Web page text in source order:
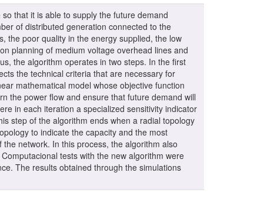
that it is able to supply the future demand
of distributed generation connected to the
the poor quality in the energy supplied, the low
planning of medium voltage overhead lines and
the algorithm operates in two steps. In the first
the technical criteria that are necessary for
mathematical model whose objective function
the power flow and ensure that future demand will
in each iteration a specialized sensitivity indicator
step of the algorithm ends when a radial topology
to indicate the capacity and the most
network. In this process, the algorithm also
tests with the new algorithm were
The results obtained through the simulations